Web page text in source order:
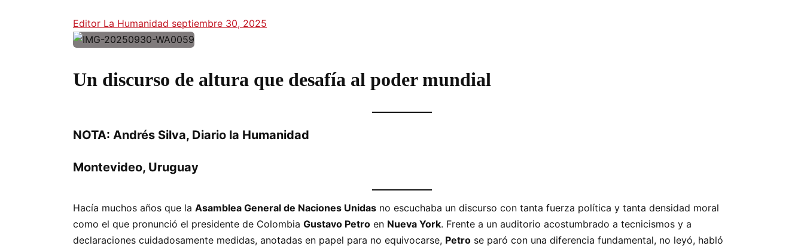
Editor La Humanidad septiembre 30, 2025
Un discurso de altura que desafía al poder mundial
NOTA: Andrés Silva, Diario la Humanidad
Montevideo, Uruguay
Hacía muchos años que la Asamblea General de Naciones Unidas no escuchaba un discurso con tanta fuerza política y tanta densidad moral
como el que pronunció el presidente de Colombia Gustavo Petro en Nueva York. Frente a un auditorio acostumbrado a tecnicismos y a
declaraciones cuidadosamente medidas, anotadas en papel para no equivocarse, Petro se paró con una diferencia fundamental, no leyó, habló